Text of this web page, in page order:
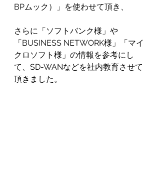
BPムック）」を使わせて頂き、
さらに「ソフトバンク様」や
「BUSINESS NETWORK様」「マイ
クロソフト様」の情報を参考にし
て、SD-WANなどを社内教育させて
頂きました。